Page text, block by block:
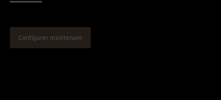
Favoriser le lieu
GRIDX Pop-Up Store
Configurer maintenant